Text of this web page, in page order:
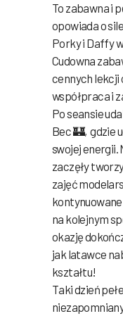
To zabawna i
opowiada o
Porky i Daffy
Cudowna
cennych lekcji
współpraca i
Po seansie
Bec 🏰, gdzie
swojej energii.
zaczęły
zajęć
na kolejnym
okazję
jak latawce
kształtu!
Taki dzień